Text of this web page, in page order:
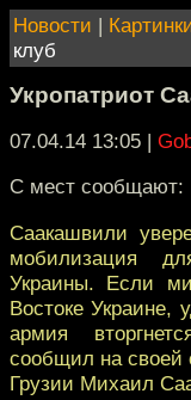
Новости |
клуб
Укропатриот
07.04.14 13:05 |
С мест сообщают:
Саакашвили
мобилизация
Украины. Если
Востоке Украине,
армия
сообщил на своей
Грузии Михаил